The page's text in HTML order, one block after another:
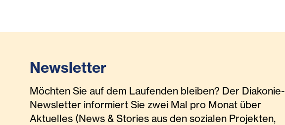
Newsletter
Möchten Sie auf dem Laufenden bleiben? Der Diakonie-
Newsletter informiert Sie zwei Mal pro Monat über
Aktuelles (News & Stories aus den sozialen Projekten,